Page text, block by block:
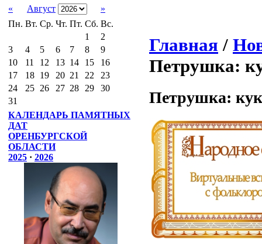
«
Август
»
Пн. Вт. Ср. Чт. Пт. Сб. Вс.
1
2
3
4 5 6 7 8
9
10
11 12 13 14 15
16
17
18 19 20 21 22
23
24
25 26 27 28 29
30
31
КАЛЕНДАРЬ ПАМЯТНЫХ
ДАТ
ОРЕНБУРГСКОЙ
ОБЛАСТИ
2025 · 2026
Главная /
Петрушка:
Петрушка: